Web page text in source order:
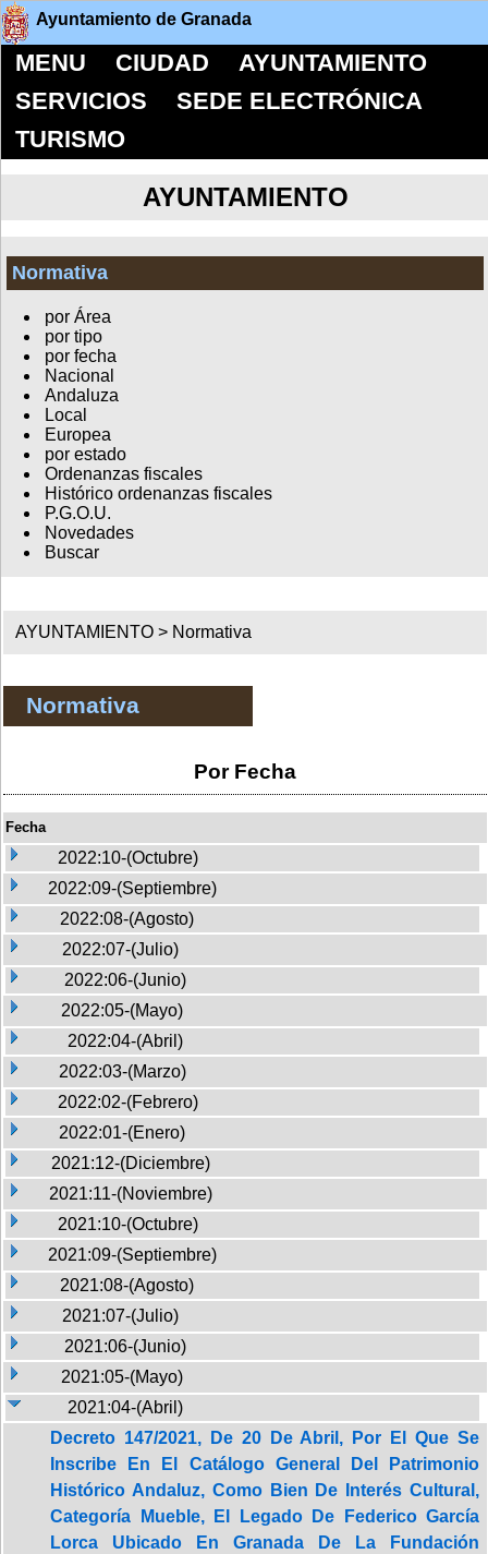
Ayuntamiento de Granada
MENU CIUDAD
AYUNTAMIENTO
SERVICIOS
SEDE ELECTRÓNICA
TURISMO
AYUNTAMIENTO
Normativa
por Área
por tipo
por fecha
Nacional
Andaluza
Local
Europea
por estado
Ordenanzas fiscales
Histórico ordenanzas fiscales
P.G.O.U.
Novedades
Buscar
AYUNTAMIENTO > Normativa
Normativa
Por Fecha
Fecha
2022:10-(Octubre)
2022:09-(Septiembre)
2022:08-(Agosto)
2022:07-(Julio)
2022:06-(Junio)
2022:05-(Mayo)
2022:04-(Abril)
2022:03-(Marzo)
2022:02-(Febrero)
2022:01-(Enero)
2021:12-(Diciembre)
2021:11-(Noviembre)
2021:10-(Octubre)
2021:09-(Septiembre)
2021:08-(Agosto)
2021:07-(Julio)
2021:06-(Junio)
2021:05-(Mayo)
2021:04-(Abril)
Decreto 147/2021, De 20 De Abril, Por El Que Se
Inscribe En El Catálogo General Del Patrimonio
Histórico Andaluz, Como Bien De Interés Cultural,
Categoría Mueble, El Legado De Federico García
Lorca Ubicado En Granada De La Fundación